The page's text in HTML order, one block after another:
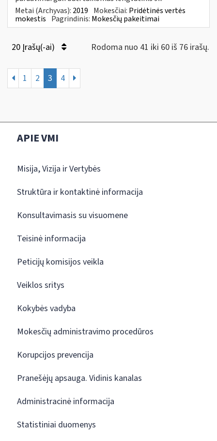
Metai (Archyvas): 2019 Mokesčiai: Pridėtinės vertės
mokestis Pagrindinis: Mokesčių pakeitimai
20 Įrašų(-ai) Rodoma nuo 41 iki 60 iš 76 irašų.
1 2 3 4
APIE VMI
Misija, Vizija ir Vertybės
Struktūra ir kontaktinė informacija
Konsultavimasis su visuomene
Teisinė informacija
Peticijų komisijos veikla
Veiklos sritys
Kokybės vadyba
Mokesčių administravimo procedūros
Korupcijos prevencija
Pranešėjų apsauga. Vidinis kanalas
Administracinė informacija
Statistiniai duomenys